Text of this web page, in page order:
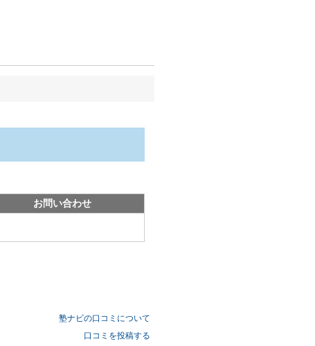
お問い合わせ
塾ナビの口コミについて
口コミを投稿する